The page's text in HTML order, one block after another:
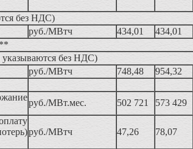
без НДС)
руб./МВтч 434,01 434,01
без НДС)
руб./МВтч 748,48 954,32
руб./МВт.мес. 502 721 573 429
руб./МВтч 47,26 78,07